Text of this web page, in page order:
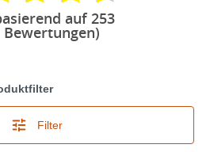
auf 253
Bewertungen)
Filter